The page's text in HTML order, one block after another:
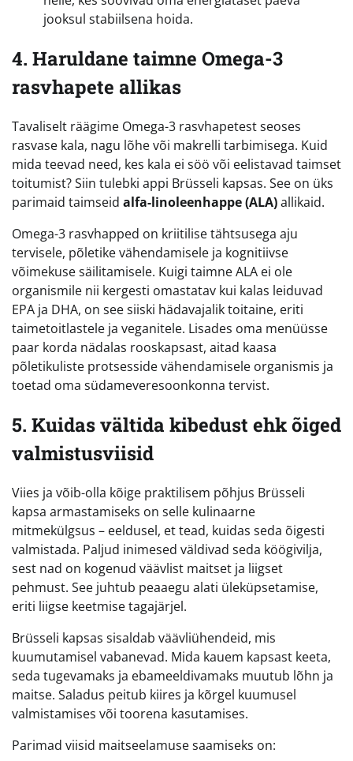
jooksul stabiilsena hoida.
4. Haruldane taimne Omega-3
rasvhapete allikas
Tavaliselt räägime Omega-3 rasvhapetest seoses
rasvase kala, nagu lõhe või makrelli tarbimisega. Kuid
mida teevad need, kes kala ei söö või eelistavad taimset
toitumist? Siin tulebki appi Brüsseli kapsas. See on üks
parimaid taimseid alfa-linoleenhappe (ALA)allikaid.
Omega-3 rasvhapped on kriitilise tähtsusega aju
tervisele, põletike vähendamisele ja kognitiivse
võimekuse säilitamisele. Kuigi taimne ALA ei ole
organismile nii kergesti omastatav kui kalas leiduvad
EPA ja DHA, on see siiski hädavajalik toitaine, eriti
taimetoitlastele ja veganitele. Lisades oma menüüsse
paar korda nädalas rooskapsast, aitad kaasa
põletikuliste protsesside vähendamisele organismis ja
toetad oma südameveresoonkonna tervist.
5. Kuidas vältida kibedust ehk õiged
valmistusviisid
Viies ja võib-olla kõige praktilisem põhjus Brüsseli
kapsa armastamiseks on selle kulinaarne
mitmekülgsus – eeldusel, et tead, kuidas seda õigesti
valmistada. Paljud inimesed väldivad seda köögivilja,
sest nad on kogenud väävlist maitset ja liigset
pehmust. See juhtub peaaegu alati üleküpsetamise,
eriti liigse keetmise tagajärjel.
Brüsseli kapsas sisaldab väävliühendeid, mis
kuumutamisel vabanevad. Mida kauem kapsast keeta,
seda tugevamaks ja ebameeldivamaks muutub lõhn ja
maitse. Saladus peitub kiires ja kõrgel kuumusel
valmistamises või toorena kasutamises.
Parimad viisid maitseelamuse saamiseks on: